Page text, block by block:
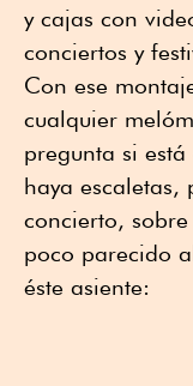
y cajas con
conciertos y
Con ese
cualquier
pregunta si
haya escaletas,
concierto,
poco parecido
éste asiente: